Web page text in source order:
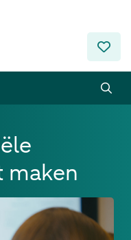
maken
ander zet je je
Dat kan in Wealth